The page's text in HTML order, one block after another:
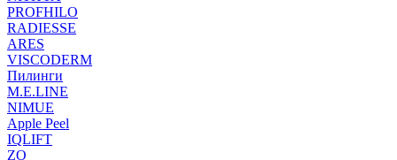
PROFHILO
RADIESSE
ARES
VISCODERM
Пилинги
M.E.LINE
NIMUE
Apple Peel
IQLIFT
ZO